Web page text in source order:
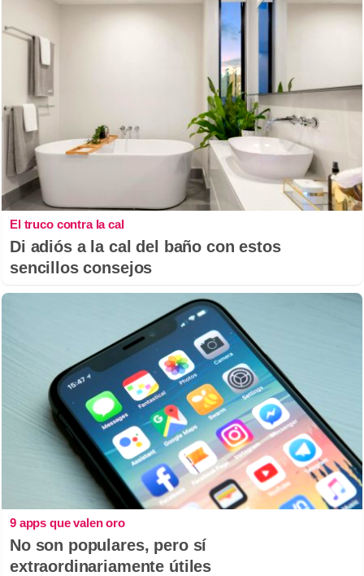
El truco contra la cal
Di adiós a la cal del baño con estos
sencillos consejos
9 apps que valen oro
No son populares, pero sí
extraordinariamente útiles